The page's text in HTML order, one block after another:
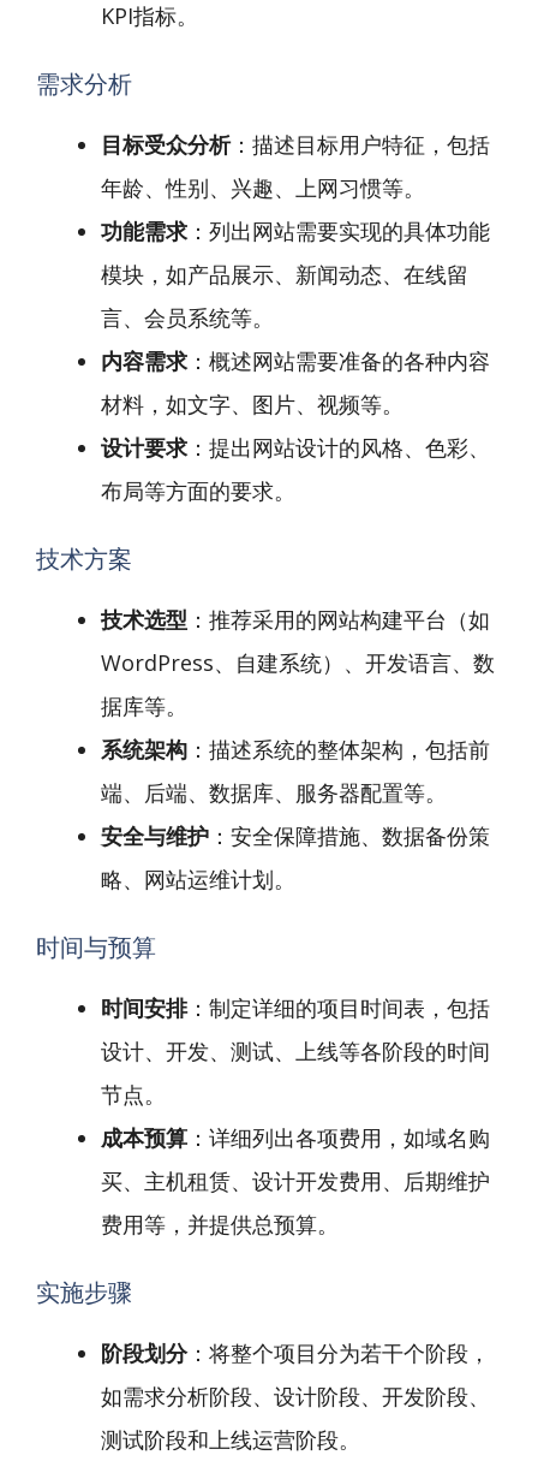
KPI指标。
需求分析
目标受众分析：描述目标用户特征，包括
年龄、性别、兴趣、上网习惯等。
功能需求 ：列出网站需要实现的具体功能
模块，如产品展示、新闻动态、在线留
言、会员系统等。
内容需求 ：概述网站需要准备的各种内容
材料，如文字、图片、视频等。
设计要求 ：提出网站设计的风格、色彩、
布局等方面的要求。
技术方案
技术选型 ：推荐采用的网站构建平台（如
WordPress、自建系统）、开发语言、数
据库等。
系统架构 ：描述系统的整体架构，包括前
端、后端、数据库、服务器配置等。
安全与维护 ：安全保障措施、数据备份策
略、网站运维计划。
时间与预算
时间安排：制定详细的项目时间表，包括
设计、开发、测试、上线等各阶段的时间
节点。
成本预算 ：详细列出各项费用，如域名购
买、主机租赁、设计开发费用、后期维护
费用等，并提供总预算。
实施步骤
阶段划分：将整个项目分为若干个阶段，
如需求分析阶段、设计阶段、开发阶段、
测试阶段和上线运营阶段。